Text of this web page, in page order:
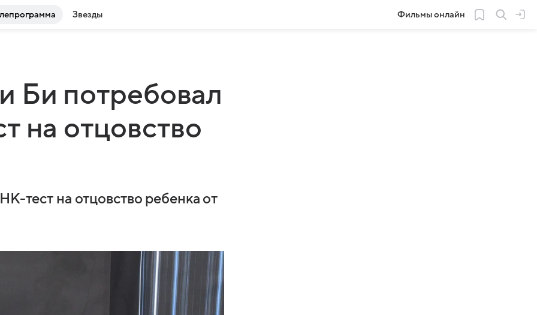
Звезды Фильмы онлайн
Би потребовал
на отцовство
тест на отцовство ребенка от